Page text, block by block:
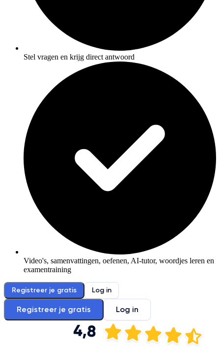
Stel vragen en krijg direct antwoord
Video's, samenvattingen, oefenen, AI-tutor, woordjes leren en
examentraining
Registreer je gratis Log in
Registreer je gratis Log in